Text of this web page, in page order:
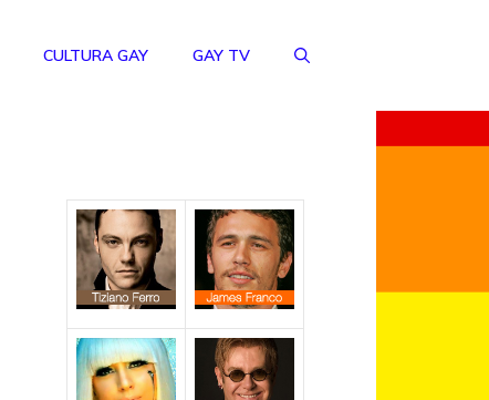
CULTURA GAY GAY TV